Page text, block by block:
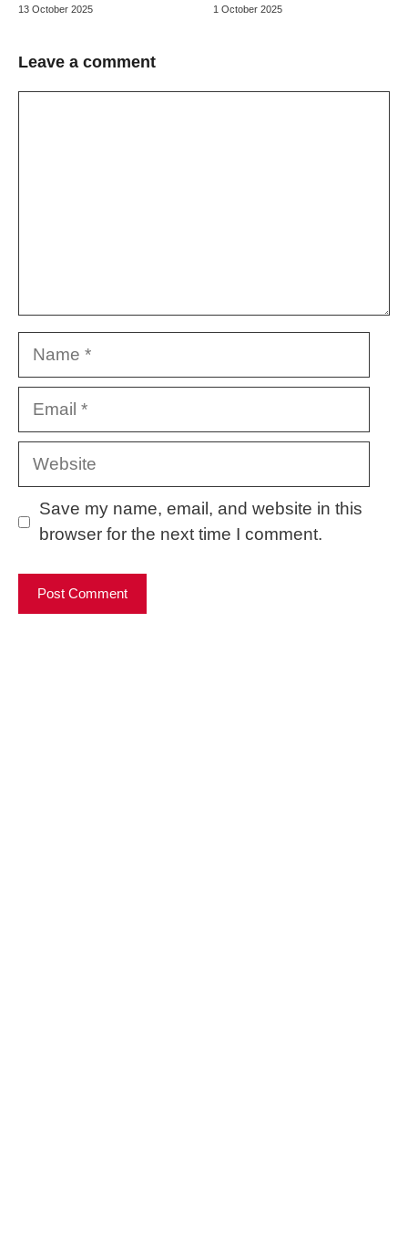
13 October 2025 1 October 2025
Leave a comment
Name
Email
Website
Save my name, email, and website in this
browser for the next time I comment.